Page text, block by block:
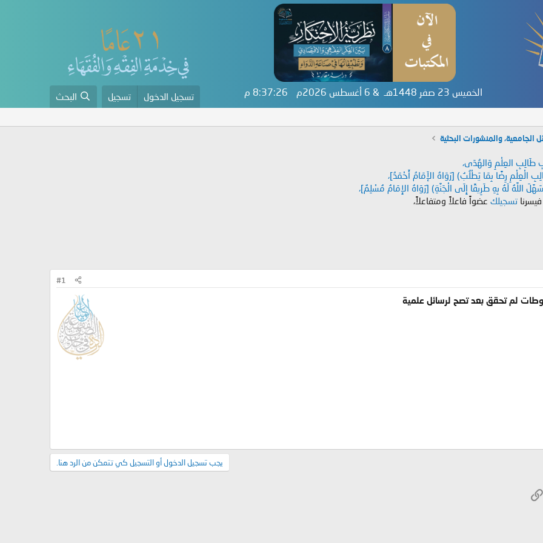
الخميس 23 صفر 1448هـ & 6 أغسطس 2026م 8:37:26 م تسجيل الدخول تسجيل البحث
الجامعية، والمنشورات البحثية
طَالِبِ العِلْمِ وَالهُدَى،
الْعِلْمِ رِضًا بِمَا يَطْلُبُ) [رَوَاهُ الإَمَامُ أَحْمَدُ]،
اللَّهُ لَهُ بِهِ طَرِيقًا إِلَى الْجَنَّةِ) [رَوَاهُ الإِمَامُ مُسْلِمٌ]،
تسجيلك عضواً فاعلاً ومتفاعلاً،
#1
لم تحقق بعد تصح لرسائل علمية
يجب تسجيل الدخول أو التسجيل كي تتمكن من الرد هنا.
الإلكتروني